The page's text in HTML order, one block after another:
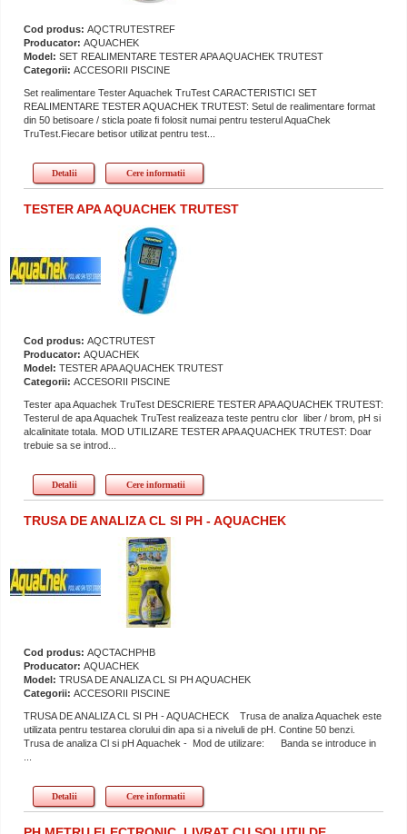
Cod produs: AQCTRUTESTREF
Producator: AQUACHEK
Model: SET REALIMENTARE TESTER APA AQUACHEK TRUTEST
Categorii: ACCESORII PISCINE
Set realimentare Tester Aquachek TruTest CARACTERISTICI SET
REALIMENTARE TESTER AQUACHEK TRUTEST: Setul de realimentare format
din 50 betisoare / sticla poate fi folosit numai pentru testerul AquaChek
TruTest.Fiecare betisor utilizat pentru test...
Detalii Cere informatii
TESTER APA AQUACHEK TRUTEST
Cod produs: AQCTRUTEST
Producator: AQUACHEK
Model: TESTER APA AQUACHEK TRUTEST
Categorii: ACCESORII PISCINE
Tester apa Aquachek TruTest DESCRIERE TESTER APA AQUACHEK TRUTEST:
Testerul de apa Aquachek TruTest realizeaza teste pentru clor liber / brom, pH si
alcalinitate totala. MOD UTILIZARE TESTER APA AQUACHEK TRUTEST: Doar
trebuie sa se introd...
Detalii Cere informatii
TRUSA DE ANALIZA CL SI PH - AQUACHEK
Cod produs: AQCTACHPHB
Producator: AQUACHEK
Model: TRUSA DE ANALIZA CL SI PH AQUACHEK
Categorii: ACCESORII PISCINE
TRUSA DE ANALIZA CL SI PH - AQUACHECK Trusa de analiza Aquachek este
utilizata pentru testarea clorului din apa si a niveluli de pH. Contine 50 benzi.
Trusa de analiza Cl si pH Aquachek - Mod de utilizare: Banda se introduce in
Detalii Cere informatii